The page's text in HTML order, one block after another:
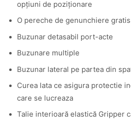
opțiuni de poziționare
O pereche de genunchiere
Buzunar detasabil port-acte
Buzunare multiple
Buzunar lateral pe partea din
Curea lata ce asigura protectie
care se lucreaza
Talie interioară elastică Gripper